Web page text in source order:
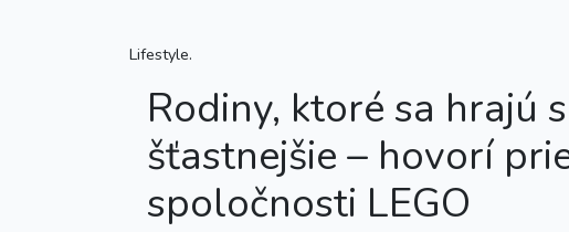
Lifestyle.
Rodiny, ktoré sa hrajú
šťastnejšie – hovorí
spoločnosti LEGO